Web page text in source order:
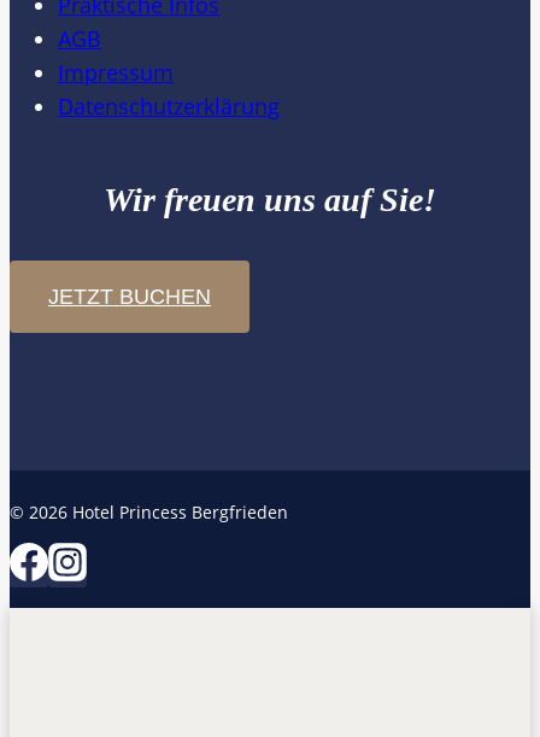
AGB
Impressum
Datenschutzerklärung
Wir freuen uns auf Sie!
JETZT BUCHEN
© 2026 Hotel Princess Bergfrieden